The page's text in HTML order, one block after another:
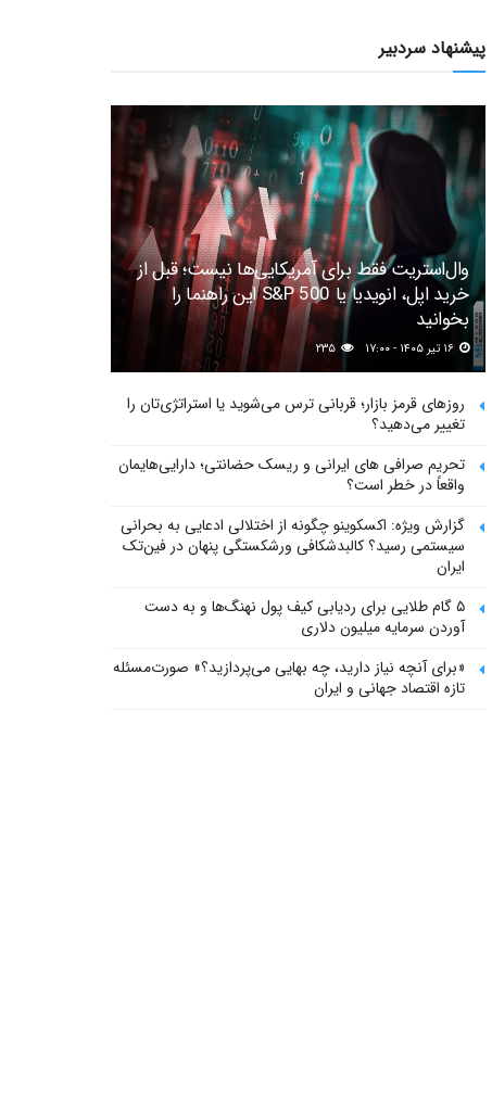
پیشنهاد سردبیر
وال‌استریت فقط برای آمریکایی‌ها نیست؛ قبل از
خرید اپل، انویدیا یا S&P 500 این راهنما را
بخوانید
روزهای قرمز بازار؛ قربانی ترس می‌شوید یا استراتژی‌تان را
تغییر می‌دهید؟
تحریم صرافی های ایرانی و ریسک حضانتی؛ دارایی‌هایمان
واقعاً در خطر است؟
گزارش ویژه: اکسکوینو چگونه از اختلالی ادعایی به بحرانی
سیستمی رسید؟ کالبدشکافی ورشکستگی پنهان در فین‌تک
ایران
۵ گام طلایی برای ردیابی کیف پول‌ نهنگ‌ها و به دست
آوردن سرمایه میلیون دلاری
«برای آنچه نیاز دارید، چه بهایی می‌پردازید؟» صورت‌مسئله
تازه اقتصاد جهانی و ایران